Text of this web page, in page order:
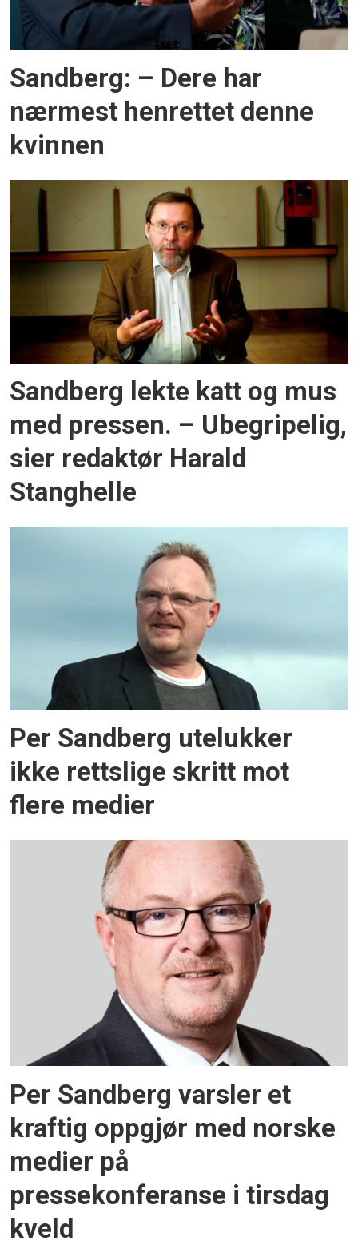
Sandberg: – Dere har
nærmest henrettet denne
kvinnen
Sandberg lekte katt og mus
med pressen. – Ubegripelig,
sier redaktør Harald
Stanghelle
Per Sandberg utelukker
ikke rettslige skritt mot
flere medier
Per Sandberg varsler et
kraftig oppgjør med norske
medier på
pressekonferanse i tirsdag
kveld